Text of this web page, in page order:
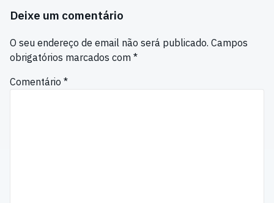
Deixe um comentário
O seu endereço de email não será publicado. Campos
obrigatórios marcados com *
Comentário *